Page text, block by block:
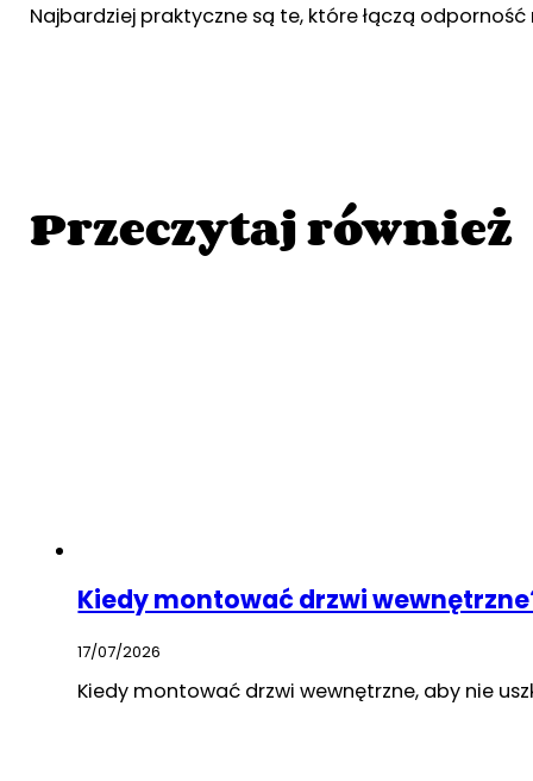
Najbardziej praktyczne są te, które łączą
Przeczytaj również
Kiedy montować drzwi
17/07/2026
Kiedy montować drzwi wewnętrzne, aby nie